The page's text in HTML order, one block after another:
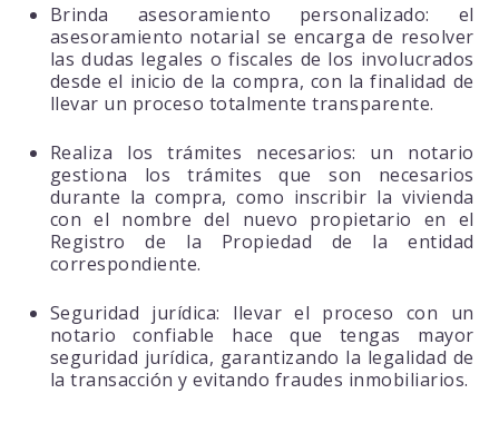
Brinda asesoramiento personalizado: el
asesoramiento notarial se encarga de resolver
las dudas legales o fiscales de los involucrados
desde el inicio de la compra, con la finalidad de
llevar un proceso totalmente transparente.
Realiza los trámites necesarios: un notario
gestiona los trámites que son necesarios
durante la compra, como inscribir la vivienda
con el nombre del nuevo propietario en el
Registro de la Propiedad de la entidad
correspondiente.
Seguridad jurídica: llevar el proceso con un
notario confiable hace que tengas mayor
seguridad jurídica, garantizando la legalidad de
la transacción y evitando fraudes inmobiliarios.